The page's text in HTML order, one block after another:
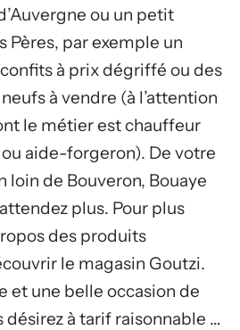
ou un petit
Pères, par exemple un
à prix dégriffé ou des
à vendre (à l’attention
le métier est chauffeur
aide-forgeron). De votre
loin de Bouveron, Bouaye
plus. Pour plus
des produits
le magasin Goutzi.
et une belle occasion de
désirez à tarif raisonnable …